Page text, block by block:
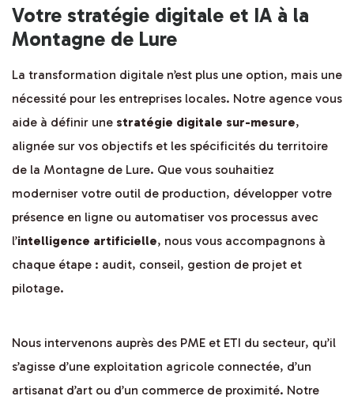
Votre stratégie digitale et IA à la
Montagne de Lure
La transformation digitale n’est plus une option, mais une
nécessité pour les entreprises locales. Notre agence vous
aide à définir une stratégie digitale sur-mesure,
alignée sur vos objectifs et les spécificités du territoire
de la Montagne de Lure. Que vous souhaitiez
moderniser votre outil de production, développer votre
présence en ligne ou automatiser vos processus avec
l’intelligence artificielle, nous vous accompagnons à
chaque étape : audit, conseil, gestion de projet et
pilotage.
Nous intervenons auprès des PME et ETI du secteur, qu’il
s’agisse d’une exploitation agricole connectée, d’un
artisanat d’art ou d’un commerce de proximité. Notre